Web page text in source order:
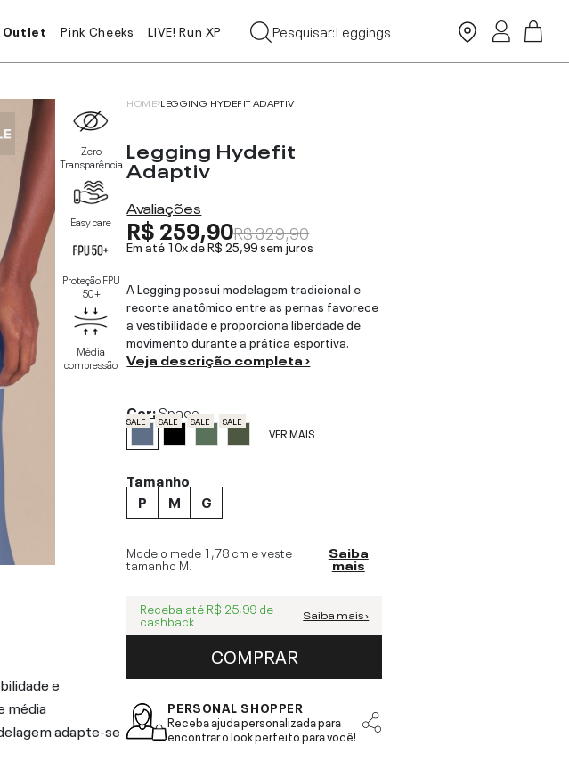
Outlet Pink Cheeks LIVE! Run XP
Pesquisar:Leggings
Zero
Transparência
Easy care
Proteção FPU
50+
Média
compressão
e
média
adapte-se
HOME LEGGING HYDEFIT ADAPTIV
Legging Hydefit
Adaptiv
Avaliações
R$ 259,90R$ 329,90
Em até 10x deR$ 25,99sem juros
A Legging possui modelagem tradicional e
recorte anatômico entre as pernas favorece
a vestibilidade e proporciona liberdade de
movimento durante a prática esportiva.
Veja descrição completa ›
Cor:Space
SALE SALE SALE SALE
VER MAIS
Tamanho
P
M G
Modelo mede 1,78 cm e veste
tamanho M
Saiba
mais
Receba até R$ 25,99 de
cashback Saiba mais ›
COMPRAR
PERSONAL SHOPPER
Receba ajuda personalizada para
encontrar o look perfeito para você!